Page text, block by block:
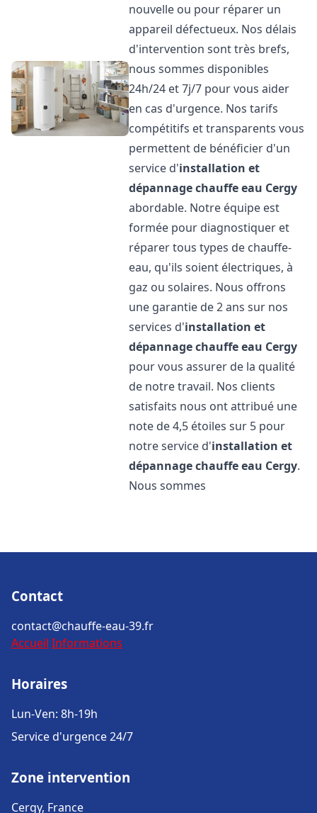
nouvelle ou pour réparer un
appareil défectueux. Nos délais
d'intervention sont très brefs,
nous sommes disponibles
24h/24 et 7j/7 pour vous aider
en cas d'urgence. Nos tarifs
compétitifs et transparents vous
permettent de bénéficier d'un
service d'installation et
dépannage chauffe eau Cergy
abordable. Notre équipe est
formée pour diagnostiquer et
réparer tous types de chauffe-
eau, qu'ils soient électriques, à
gaz ou solaires. Nous offrons
une garantie de 2 ans sur nos
services d'installation et
dépannage chauffe eau Cergy
pour vous assurer de la qualité
de notre travail. Nos clients
satisfaits nous ont attribué une
note de 4,5 étoiles sur 5 pour
notre service d'installation et
dépannage chauffe eau Cergy.
Nous sommes
Contact
contact@chauffe-eau-39.fr
Accueil Informations
Horaires
Lun-Ven: 8h-19h
Service d'urgence 24/7
Zone intervention
Cergy, France